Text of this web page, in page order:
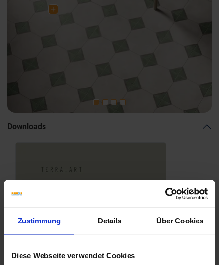
Zustimmung Details Über Cookies
Diese Webseite verwendet Cookies
Downloads